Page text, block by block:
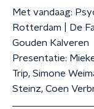
Met vandaag:
Rotterdam | De
Gouden Kalveren
Presentatie:
Trip, Simone
Steinz, Coen